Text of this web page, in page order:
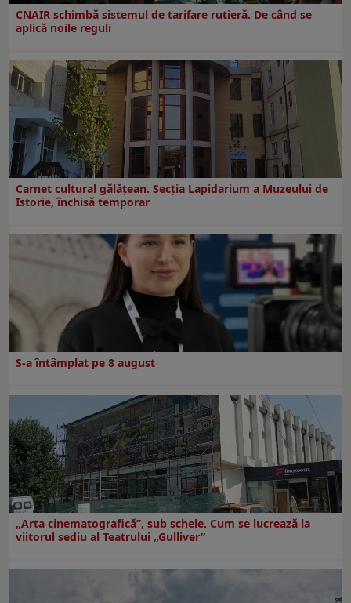
CNAIR schimbă sistemul de tarifare rutieră. De când se
aplică noile reguli
Carnet cultural gălăţean. Secţia Lapidarium a Muzeului de
Istorie, închisă temporar
S-a întâmplat pe 8 august
„Arta cinematografică”, sub schele. Cum se lucrează la
viitorul sediu al Teatrului „Gulliver”